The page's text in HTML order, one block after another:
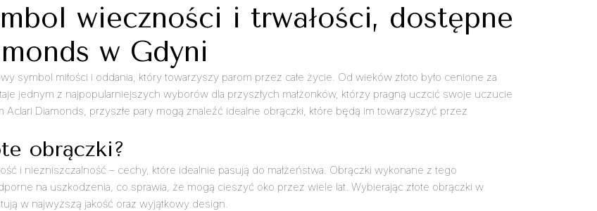
wieczności i trwałości, dostępne
w Gdyni
symbol miłości i oddania, który towarzyszy parom przez całe życie. Od wieków złoto było cenione za
jednym z najpopularniejszych wyborów dla przyszłych małżonków, którzy pragną uczcić swoje uczucie
Diamonds, przyszłe pary mogą znaleźć idealne obrączki, które będą im towarzyszyć przez
obrączki?
i niezniszczalność – cechy, które idealnie pasują do małżeństwa. Obrączki wykonane z tego
na uszkodzenia, co sprawia, że mogą cieszyć oko przez wiele lat. Wybierając złote obrączki w
w najwyższą jakość oraz wyjątkowy design.